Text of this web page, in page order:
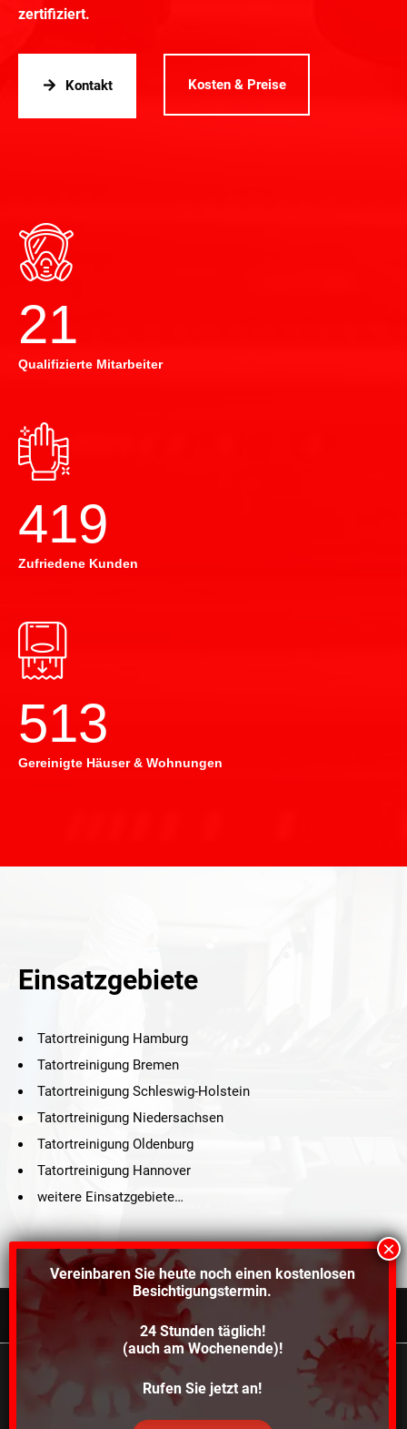
zertifiziert.
Kontakt Kosten & Preise
22
Qualifizierte Mitarbeiter
420
Zufriedene Kunden
514
Gereinigte Häuser & Wohnungen
Einsatzgebiete
Tatortreinigung Hamburg
Tatortreinigung Bremen
Tatortreinigung Schleswig-Holstein
Tatortreinigung Niedersachsen
Tatortreinigung Oldenburg
Tatortreinigung Hannover
weitere Einsatzgebiete…
©2021 Schröders Service Team Nord, All Rights Reserved.
Schroeder Service Team Nord
Kontakt Impressum Datenschutz
Vereinbaren Sie heute noch einen kostenlosen
Besichtigungstermin.
24 Stunden täglich!
(auch am Wochenende)!
Rufen Sie jetzt an!
Wir verwenden Cookies, um dir die bestmögliche
Erfahrung auf unserer Website zu bieten.
Einstellungenkannst du erfahren, welche Cookies